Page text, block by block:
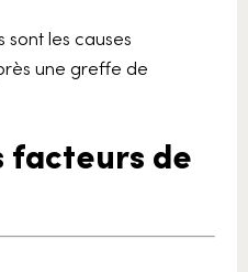
sont les causes
une greffe de
facteurs de